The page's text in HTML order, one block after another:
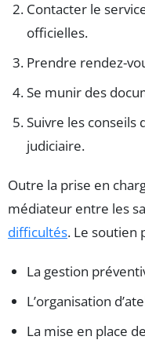
Contacter le
officielles.
Prendre rendez-
Se munir des
Suivre les conseils
judiciaire.
Outre la prise en
médiateur entre les
difficultés. Le soutien
La gestion
L’organisation
La mise en place